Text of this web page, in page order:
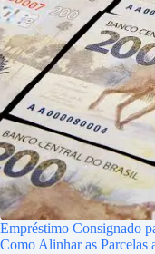
Empréstimo Consignado
Como Alinhar as Parcelas